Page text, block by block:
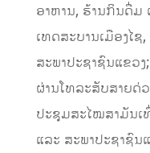
ອາຫານ, ຮ້ານກິນດື່ມ
ເທດສະບານເມືອງໄ
ສະພາປະຊາຊົນແຂວ
ຜ່ານໂທລະສັບສາຍດ່
ປະຊຸມສະໄໝສາມັນເ
ແລະ ສະພາປະຊາຊົ